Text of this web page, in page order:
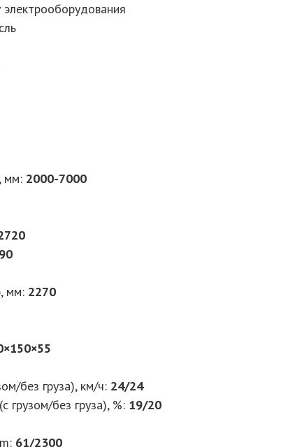
мм: 2000-7000
мм: 2270
без груза), км/ч: 24/24
грузом/без груза), %: 19/20
61/2300